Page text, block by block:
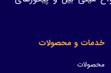
خدمات و محصولات
محصولات